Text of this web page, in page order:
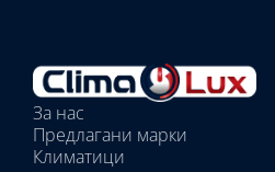
Избрани
вътрешни
тела:
Избрано
тяло:
За нас
Предлагани марки
Климатици